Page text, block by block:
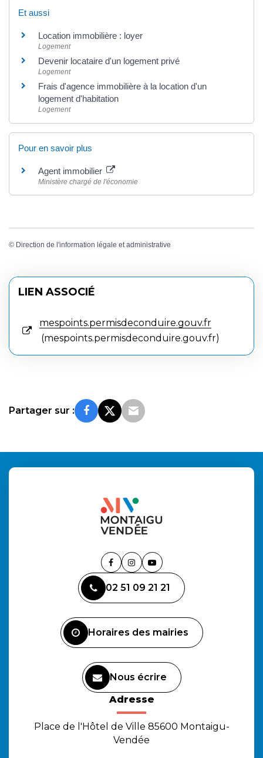
Et aussi
Location immobilière : loyer
Logement
Devenir locataire d'un logement privé
Logement
Frais d'agence immobilière à la location d'un
logement d'habitation
Logement
Pour en savoir plus
Agent immobilier
Ministère chargé de l'économie
© Direction de l'information légale et administrative
LIEN ASSOCIÉ
mespoints.permisdeconduire.gouv.fr
mespoints.permisdeconduire.gouv.fr
Partager sur :
Lien
le
compte
Lien
le
compte
Lien
la
chaîne
02 51 09 21 21
Horaires des mairies
Nous écrire
Adresse
Place de l'Hôtel de Ville 85600 Montaigu-
Vendée